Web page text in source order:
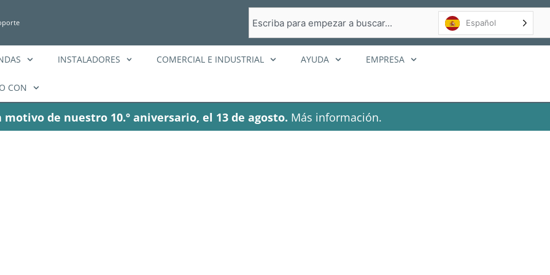
en
Español
INSTALADORES COMERCIAL E INDUSTRIAL AYUDA EMPRESA
CON
de nuestro 10.º aniversario, el 13 de agosto. Más información.